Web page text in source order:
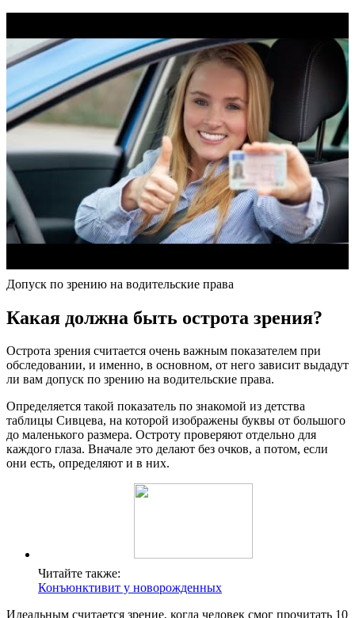
Допуск по зрению на водительские права
Какая должна быть острота зрения?
Острота зрения считается очень важным показателем при
обследовании, и именно, в основном, от него зависит выдадут
ли вам допуск по зрению на водительские права.
Определяется такой показатель по знакомой из детства
таблицы Сивцева, на которой изображены буквы от большого
до маленького размера. Остроту проверяют отдельно для
каждого глаза. Вначале это делают без очков, а потом, если
они есть, определяют и в них.
Читайте также:
Конъюнктивит у новорожденных
Идеальным считается зрение, когда человек смог прочитать 10